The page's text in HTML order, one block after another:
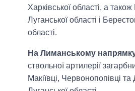
Харківської області, а
Луганської області і
області.
На Лиманському
ствольної артилерії
Макіївці, Червонопопівці та